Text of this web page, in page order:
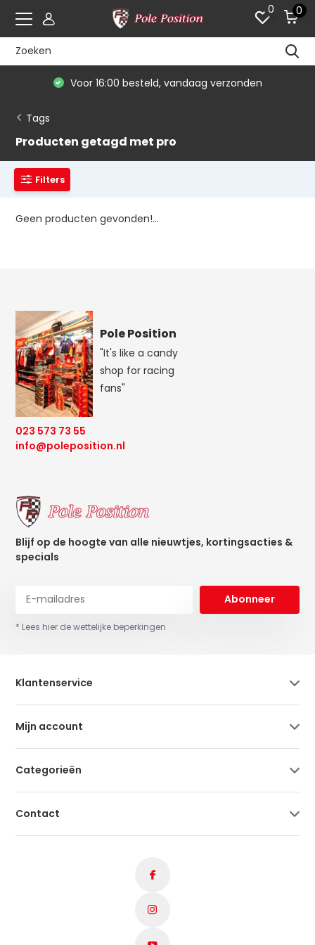
0 0
Voor 16:00 besteld, vandaag verzonden
Tags
Producten getagd met pro
Filters
Geen producten gevonden!...
Pole Position
"It's like a candy
shop for racing
fans"
023 573 73 55
info@poleposition.nl
Blijf op de hoogte van alle nieuwtjes, kortingsacties &
specials
Abonneer
* Lees hier de wettelijke beperkingen
Klantenservice
Mijn account
Categorieën
Contact